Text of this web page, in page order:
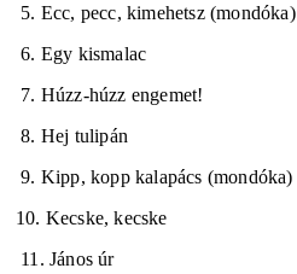
5. Ecc, pecc, kimehetsz (mondóka)
6. Egy kismalac
7. Húzz-húzz engemet!
8. Hej tulipán
9. Kipp, kopp kalapács (mondóka)
10. Kecske, kecske
11. János úr